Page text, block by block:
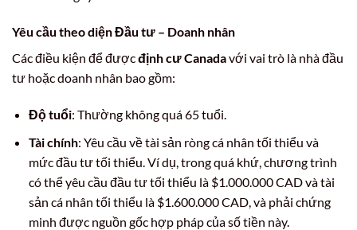
Yêu cầu theo diện Đầu tư – Doanh nhân
Các điều kiện để đượcđịnh cư Canadavới vai trò là nhà đầu
tư hoặc doanh nhân bao gồm:
Độ tuổi: Thường không quá 65 tuổi.
Tài chính: Yêu cầu về tài sản ròng cá nhân tối thiểu và
mức đầu tư tối thiểu. Ví dụ, trong quá khứ, chương trình
có thể yêu cầu đầu tư tối thiểu là $1.000.000 CAD và tài
sản cá nhân tối thiểu là $1.600.000 CAD, và phải chứng
minh được nguồn gốc hợp pháp của số tiền này.